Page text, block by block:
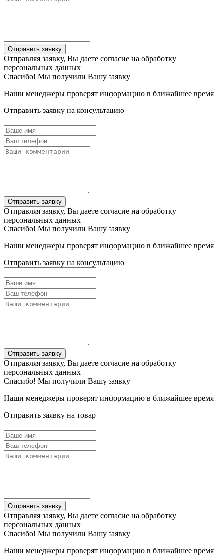
Отправить заявку
Отправляя заявку, Вы даете согласие на обработку
персональных данных
Спасибо! Мы получили Вашу заявку
Наши менеджеры проверят информацию в ближайшее время
Отправить заявку на консультацию
Отправить заявку
Отправляя заявку, Вы даете согласие на обработку
персональных данных
Спасибо! Мы получили Вашу заявку
Наши менеджеры проверят информацию в ближайшее время
Отправить заявку на консультацию
Отправить заявку
Отправляя заявку, Вы даете согласие на обработку
персональных данных
Спасибо! Мы получили Вашу заявку
Наши менеджеры проверят информацию в ближайшее время
Отправить заявку на товар
Отправить заявку
Отправляя заявку, Вы даете согласие на обработку
персональных данных
Спасибо! Мы получили Вашу заявку
Наши менеджеры проверят информацию в ближайшее время